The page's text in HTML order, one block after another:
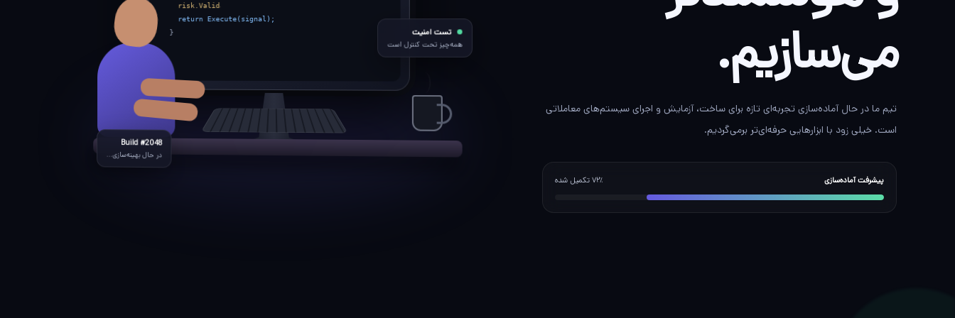
می‌سازیم.
تیم ما در حال آماده‌سازی تجربه‌ای تازه برای ساخت، آزمایش و اجرای سیستم‌های معاملاتی
است. خیلی زود با ابزارهایی حرفه‌ای‌تر برمی‌گردیم.
پیشرفت آماده‌سازی ۷۲٪ تکمیل شده
risk.Validate(signal);
return Execute(signal);
} تست امنیت
همه‌چیز تحت کنترل است
Build #2048
در حال بهینه‌سازی...